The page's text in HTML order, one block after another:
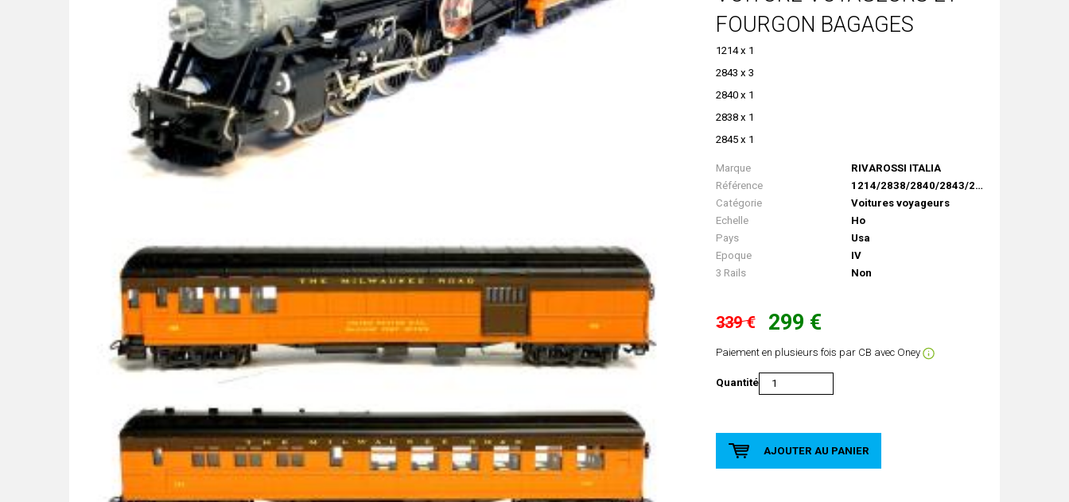
FOURGON BAGAGES
1214 x 1
2843 x 3
2840 x 1
2838 x 1
2845 x 1
Marque
RIVAROSSI ITALIA
Référence
1214/2838/2840/2843/2845
Catégorie
Voitures voyageurs
Echelle
Ho
Pays
Usa
Epoque
IV
3 Rails
Non
339 € 299 €
Paiement en plusieurs fois par CB avec Oney
Quantité
AJOUTER AU PANIER